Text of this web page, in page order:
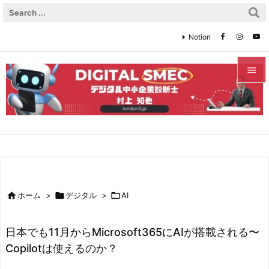


メニュ

検索
Notion
ホーム > デジタル > AI
日本でも11月からMicrosoft365にAIが搭載される〜
Copilotは使えるのか？